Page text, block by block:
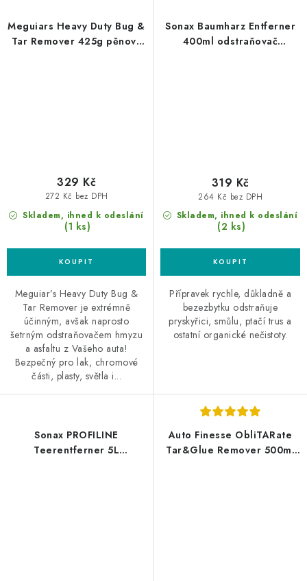
Meguiars Heavy Duty Bug &
Tar Remover 425g pěnový
Skladem, ihned k odeslání
(1 ks)
272 Kč bez DPH
329 Kč
Meguiar’s Heavy Duty Bug &
Tar Remover je extrémně
účinným, avšak naprosto
šetrným odstraňovačem hmyzu
a asfaltu z Vašeho auta!
Bezpečný pro lak, chromové
části, plasty, světla i...
Sonax Baumharz Entferner
400ml odstraňovač
Skladem, ihned k odeslání
(2 ks)
264 Kč bez DPH
319 Kč
Přípravek rychle, důkladně a
bezezbytku odstraňuje
pryskyřici, smůlu, ptačí trus a
ostatní organické nečistoty.
Sonax PROFILINE
Teerentferner 5L
Auto Finesse ObliTARate
Tar&Glue Remover 500ml